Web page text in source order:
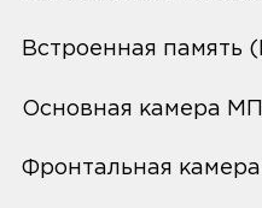
Встроенная память
Основная камера
Фронтальная